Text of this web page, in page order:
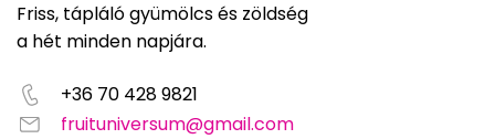
Friss, tápláló gyümölcs és zöldség
a hét minden napjára.
+36 70 428 9821
fruituniversum@gmail.com